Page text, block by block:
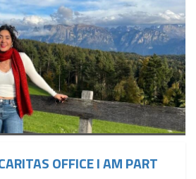
OFFICE I AM PART